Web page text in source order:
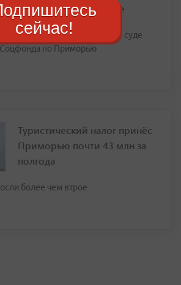
ежемесячное пособие
района оспорила в суде
по Приморью
Туристический налог принёс
Приморью почти 43 млн за
полгода
более чем втрое
сейчас!